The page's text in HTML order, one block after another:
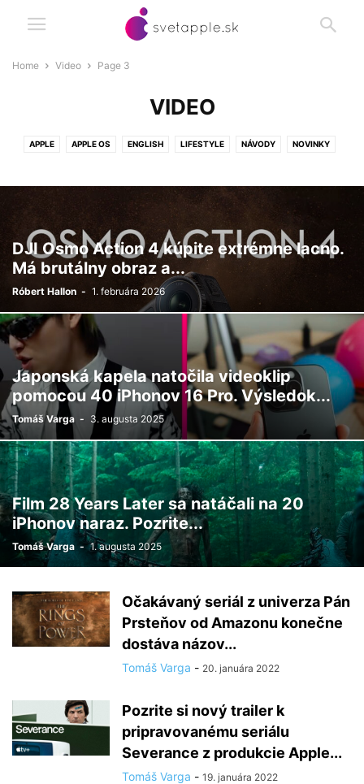
Home Video Page 3
VIDEO
APPLE APPLE OS ENGLISH LIFESTYLE NÁVODY NOVINKY
ZO SVETA
DJI Osmo Action 4 kúpite extrémne lacno.
Má brutálny obraz a...
Róbert Hallon - 1. februára 2026
Japonská kapela natočila videoklip
pomocou 40 iPhonov 16 Pro. Výsledok...
Tomáš Varga - 3. augusta 2025
Film 28 Years Later sa natáčali na 20
iPhonov naraz. Pozrite...
Tomáš Varga - 1. augusta 2025
Očakávaný seriál z univerza Pán
Prsteňov od Amazonu konečne
dostáva názov...
Tomáš Varga - 20. januára 2022
Pozrite si nový trailer k
pripravovanému seriálu
Severance z produkcie Apple...
Tomáš Varga - 19. januára 2022